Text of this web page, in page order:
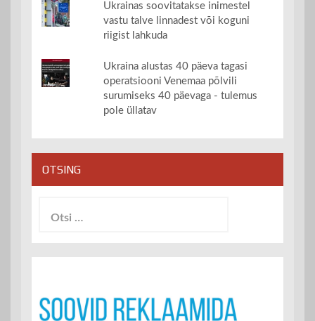
Ukrainas soovitatakse inimestel
vastu talve linnadest või koguni
riigist lahkuda
Ukraina alustas 40 päeva tagasi
operatsiooni Venemaa põlvili
surumiseks 40 päevaga - tulemus
pole üllatav
OTSING